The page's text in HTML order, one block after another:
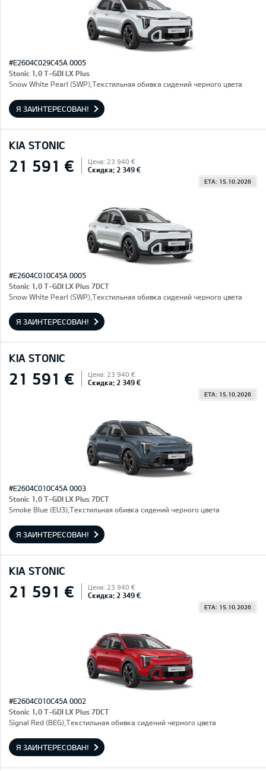
#E2604C029C45A 0005
Stonic 1,0 T-GDI LX Plus
Snow White Pearl (SWP),Текстильная обивка сидений черного цвета
Я ЗАИНТЕРЕСОВАН!
KIA STONIC
21 591 € Цена: 23 940 €
Скидка: 2 349 €
ETA: 15.10.2026
#E2604C010C45A 0005
Stonic 1,0 T-GDI LX Plus 7DCT
Snow White Pearl (SWP),Текстильная обивка сидений черного цвета
Я ЗАИНТЕРЕСОВАН!
KIA STONIC
21 591 € Цена: 23 940 €
Скидка: 2 349 €
ETA: 15.10.2026
#E2604C010C45A 0003
Stonic 1,0 T-GDI LX Plus 7DCT
Smoke Blue (EU3),Текстильная обивка сидений черного цвета
Я ЗАИНТЕРЕСОВАН!
KIA STONIC
21 591 € Цена: 23 940 €
Скидка: 2 349 €
ETA: 15.10.2026
#E2604C010C45A 0002
Stonic 1,0 T-GDI LX Plus 7DCT
Signal Red (BEG),Текстильная обивка сидений черного цвета
Я ЗАИНТЕРЕСОВАН!